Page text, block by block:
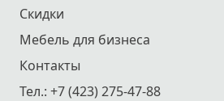
Скидки
Мебель для бизнеса
Контакты
Тел.: +7 (423) 275-47-88